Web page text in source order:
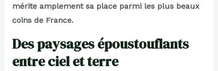
mérite amplement sa place parmi les plus beaux
coins de France.
Des paysages époustouflants
entre ciel et terre